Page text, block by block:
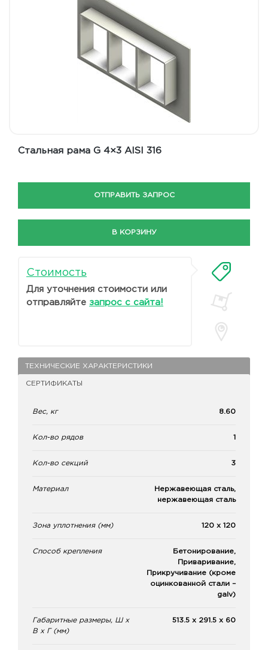
Стальная рама G 4×3 AISI 316
ОТПРАВИТЬ ЗАПРОС
В КОРЗИНУ
Стоимость
Для уточнения стоимости или
отправляйте запрос с сайта!
ТЕХНИЧЕСКИЕ ХАРАКТЕРИСТИКИ
СЕРТИФИКАТЫ
Вес, кг 8.60
Кол-во рядов 1
Кол-во секций 3
Материал
Нержавеющая сталь,
нержавеющая сталь
Зона уплотнения (мм) 120 x 120
Способ крепления
Бетонирование,
Приваривание,
Прикручивание (кроме
оцинкованной стали –
galv)
Габаритные размеры, Ш х
В х Г (мм)
513.5 x 291.5 x 60